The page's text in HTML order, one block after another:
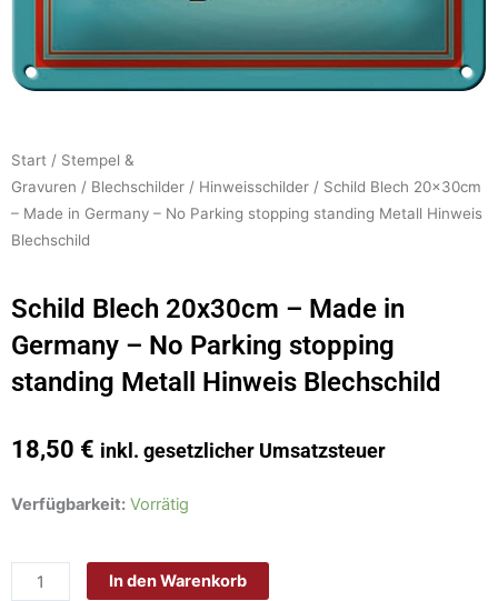
Start / Stempel &
Gravuren / Blechschilder / Hinweisschilder / Schild Blech 20x30cm
– Made in Germany – No Parking stopping standing Metall Hinweis
Blechschild
Schild Blech 20x30cm – Made in
Germany – No Parking stopping
standing Metall Hinweis Blechschild
18,50 € inkl. gesetzlicher Umsatzsteuer
Verfügbarkeit: Vorrätig
Schild
In den Warenkorb